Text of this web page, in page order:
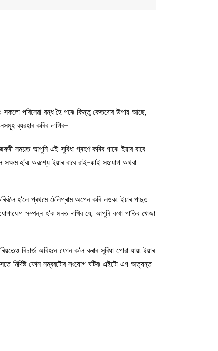
সকলো পৰিসেৱা বন্ধ হৈ পৰে৷ কিন্তু কেতবোৰ উপায় আছে,
ব্যৱহাৰ কৰিব লাগিব–
সময়ত আপুনি এই সুবিধা গ্ৰহণ কৰিব পাৰে৷ ইয়াৰ বাবে
হ’ব৷ অৱশ্যে ইয়াৰ বাবে ৱাই-ফাই সংযোগ অথবা
হ’লে প্ৰথমে টেলিগ্ৰাম অপেন কৰি লওক৷ ইয়াৰ পাছত
সম্পন্ন হ’ব৷ মনত ৰাখিব যে, আপুনি কথা পাতিব খোজা
ৰিচাৰ্জ অবিহনে ফোন ক’ল কৰাৰ সুবিধা পোৱা যায়৷ ইয়াৰ
নিৰ্দিষ্ট ফোন নম্বৰটোৰ সংযোগ ঘটিব৷ এইটো এপ অত্যন্ত